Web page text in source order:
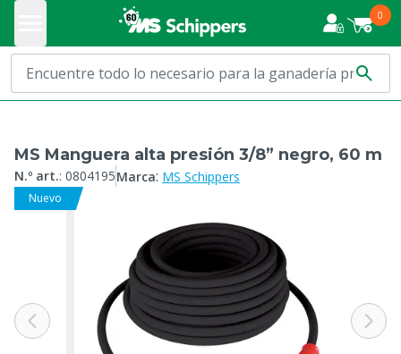
0
MS Manguera alta presión 3/8” negro, 60 m
N.º art.: 0804195Marca: MS Schippers
Nuevo